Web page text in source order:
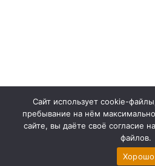
www.site-
Сайт использует cookie-
пребывание на нём
сайте, вы даёте своё согласие
файлов.
Хорошо